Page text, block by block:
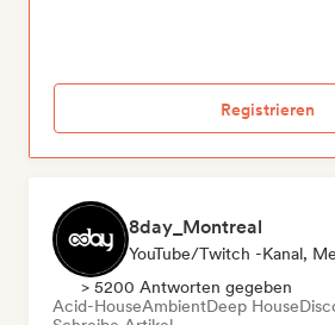
Registrieren
8day_Montreal
> 5200 Antworten gegeben
Acid-HouseAmbientDeep House